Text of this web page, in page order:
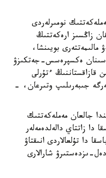
نومىرلەردى
زاڭسىز ارەكەتتىڭ
بويىنشا،
ەكسپرەسس-جەتكىزۋ
قازاقستاننىڭ ءتۇرلى
جىبەرىلىپ وتىرعان، -
جالعان مەملەكەتتىك
دا زاتتاي دالەلدەمەلەر
دا تۇلعالاردى انىقتاۋ
ىزدەستىرۋ شارالارى